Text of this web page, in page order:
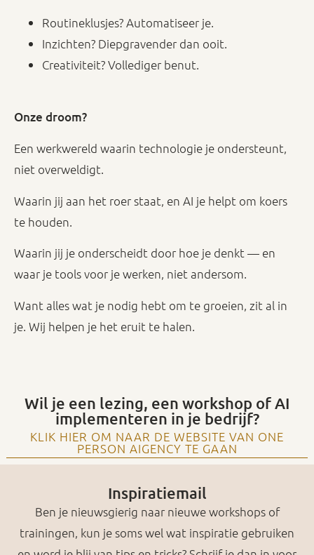
Routineklusjes? Automatiseer je.
Inzichten? Diepgravender dan ooit.
Creativiteit? Vollediger benut.
Onze droom?
Een werkwereld waarin technologie je ondersteunt,
niet overweldigt.
Waarin jij aan het roer staat, en AI je helpt om koers
te houden.
Waarin jij je onderscheidt door hoe je denkt — en
waar je tools voor je werken, niet andersom.
Want alles wat je nodig hebt om te groeien, zit al in
je. Wij helpen je het eruit te halen.
Wil je een lezing, een workshop of AI
implementeren in je bedrijf?
KLIK HIER OM NAAR DE WEBSITE VAN ONE
PERSON AIGENCY TE GAAN
Inspiratiemail
Ben je nieuwsgierig naar nieuwe workshops of
trainingen, kun je soms wel wat inspiratie gebruiken